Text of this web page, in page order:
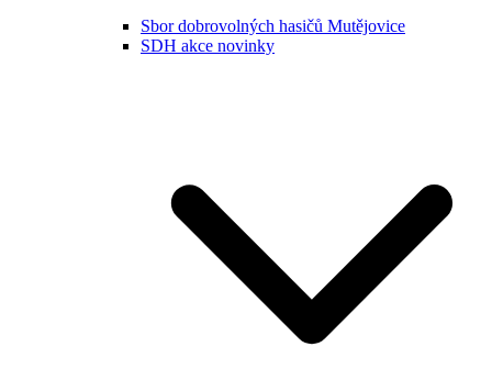
Sbor dobrovolných hasičů Mutějovice
SDH akce novinky